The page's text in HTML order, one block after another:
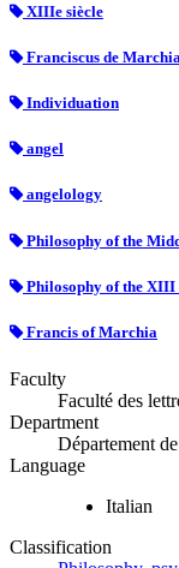
XIIIe siècle
Franciscus de Marchia
Individuation
angel
angelology
Philosophy of the
Philosophy of the XIII
Francis of Marchia
Faculty
Faculté des
Department
Département
Language
Italian
Classification